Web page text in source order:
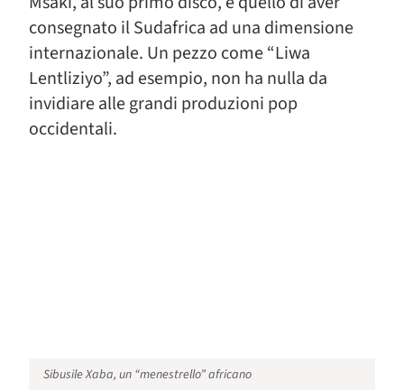
consegnato il Sudafrica ad una dimensione
internazionale. Un pezzo come “Liwa
Lentliziyo”, ad esempio, non ha nulla da
invidiare alle grandi produzioni pop
occidentali.
Sibusile Xaba, un “menestrello” africano